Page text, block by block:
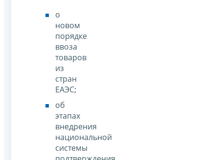
о
новом
порядке
ввоза
товаров
из
стран
ЕАЭС;
об
этапах
внедрения
национальной
системы